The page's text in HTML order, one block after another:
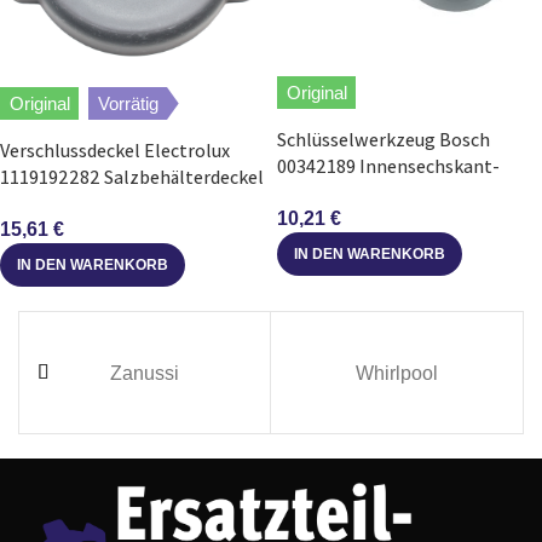
Original Vorrätig
Verschlussdeckel Electrolux
1119192282 Salzbehälterdeckel
15,61 €
IN DEN WARENKORB
Original
Schlüsselwerkzeug Bosch
00342189 Innensechskant-
10,21 €
IN DEN WARENKORB
Zanussi Whirlpool